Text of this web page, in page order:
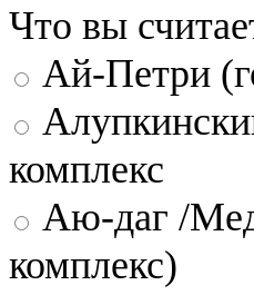
Что вы
Ай-Петри
комплекс
Аю-даг /
комплекс)